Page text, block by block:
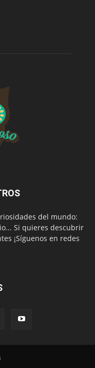
del mundo:
Si quieres descubrir
¡Síguenos en redes